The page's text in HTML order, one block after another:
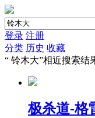
登录 注册
分类 历史 收藏
“ 铃木大”相近搜索结
极杀道-格